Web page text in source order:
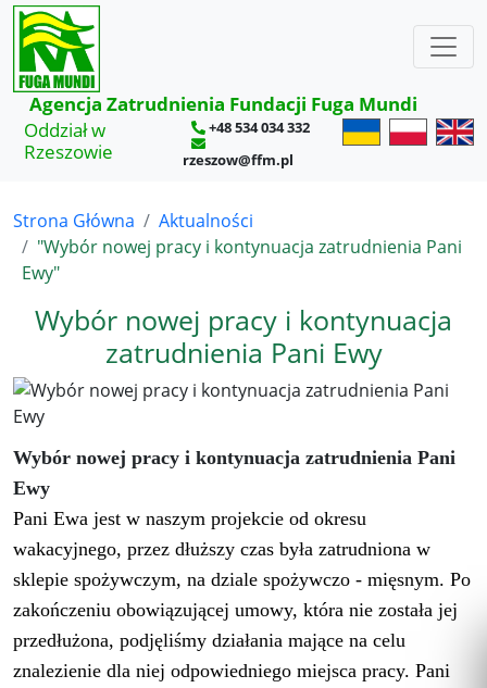
×
Agencja Zatrudnienia Fundacji Fuga Mundi
Oddział w
Rzeszowie
+48 534 034 332
rzeszow@ffm.pl
Strona Główna
Aktualności
"Wybór nowej pracy i kontynuacja zatrudnienia Pani
Ewy"
Wybór nowej pracy i kontynuacja
zatrudnienia Pani Ewy
Wybór nowej pracy i kontynuacja zatrudnienia Pani
Ewy
Pani Ewa jest w naszym projekcie od okresu
wakacyjnego, przez dłuższy czas była zatrudniona w
sklepie spożywczym, na dziale spożywczo - mięsnym. Po
zakończeniu obowiązującej umowy, która nie została jej
przedłużona, podjęliśmy działania mające na celu
znalezienie dla niej odpowiedniego miejsca pracy. Pani